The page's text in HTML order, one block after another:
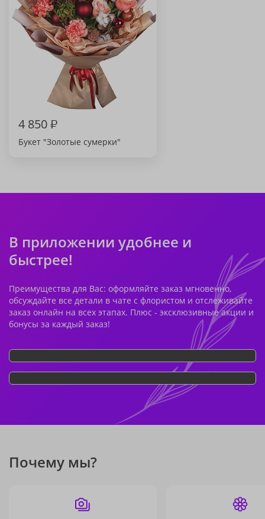
4 850₽
Букет "Золотые сумерки"
В приложении удобнее и
быстрее!
Преимущества для Вас: оформляйте заказ мгновенно,
обсуждайте все детали в чате с флористом и отслеживайте
заказ онлайн на всех этапах. Плюс - эксклюзивные акции и
бонусы за каждый заказ!
Почему мы?